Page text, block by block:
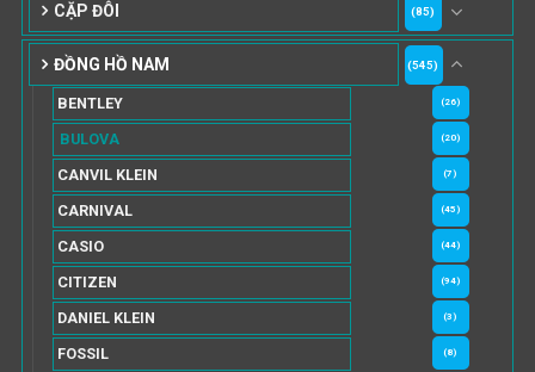
CẶP ĐÔI (85)
ĐỒNG HỒ NAM (545)
BENTLEY (26)
BULOVA (20)
CANVIL KLEIN (7)
CARNIVAL (45)
CASIO (44)
CITIZEN (94)
DANIEL KLEIN (3)
FOSSIL (8)